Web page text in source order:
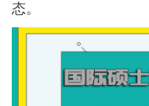
态。